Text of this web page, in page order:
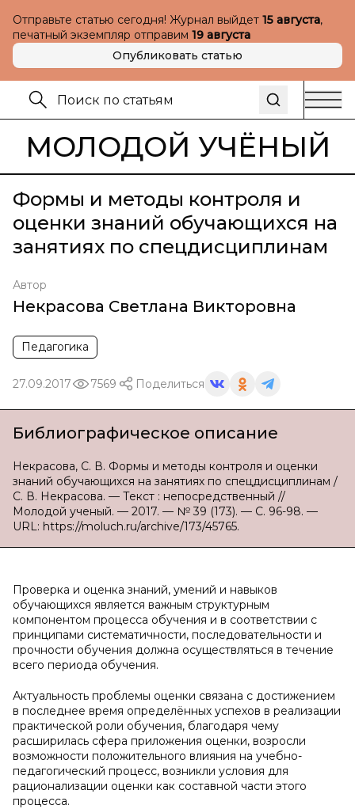
Отправьте статью сегодня! Журнал выйдет 15 августа,
печатный экземпляр отправим 19 августа
Опубликовать статью
МОЛОДОЙ УЧЁНЫЙ
Формы и методы контроля и
оценки знаний обучающихся на
занятиях по спецдисциплинам
Автор
Некрасова Светлана Викторовна
Педагогика
27.09.2017 7569 Поделиться
Библиографическое описание
Некрасова, С. В. Формы и методы контроля и оценки
знаний обучающихся на занятиях по спецдисциплинам /
С. В. Некрасова. — Текст : непосредственный //
Молодой ученый. — 2017. — № 39 (173). — С. 96-98. —
URL: https://moluch.ru/archive/173/45765.
Проверка и оценка знаний, умений и навыков
обучающихся является важным структурным
компонентом процесса обучения и в соответствии с
принципами систематичности, последовательности и
прочности обучения должна осуществляться в течение
всего периода обучения.
Актуальность проблемы оценки связана с достижением
в последнее время определённых успехов в реализации
практической роли обучения, благодаря чему
расширилась сфера приложения оценки, возросли
возможности положительного влияния на учебно-
педагогический процесс, возникли условия для
рационализации оценки как составной части этого
процесса.